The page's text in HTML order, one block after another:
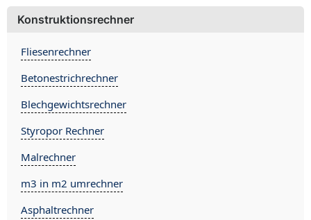
Konstruktionsrechner
Fliesenrechner
Betonestrichrechner
Blechgewichtsrechner
Styropor Rechner
Malrechner
m3 in m2 umrechner
Asphaltrechner